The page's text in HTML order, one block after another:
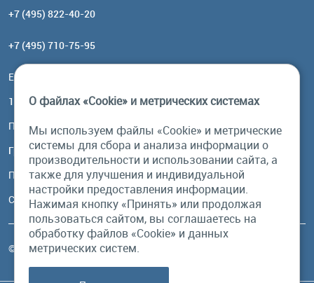
+7 (495) 822-40-20
+7 (495) 710-75-95
Email:
117485, Москва, ул. Профсоюзная, 84/32, корп 1
Посмотреть на карте
График работы
Пн-Пт: с 10:00 до 18:00
Сб, Вс: выходной
© Бурый Медведь MMXXVI. Все права защищены.
О файлах «Cookie» и метрических системах
Мы используем файлы «Cookie» и метрические
системы для сбора и анализа информации о
производительности и использовании сайта, а
также для улучшения и индивидуальной
настройки предоставления информации.
Нажимая кнопку «Принять» или продолжая
пользоваться сайтом, вы соглашаетесь на
обработку файлов «Cookie» и данных
метрических систем.